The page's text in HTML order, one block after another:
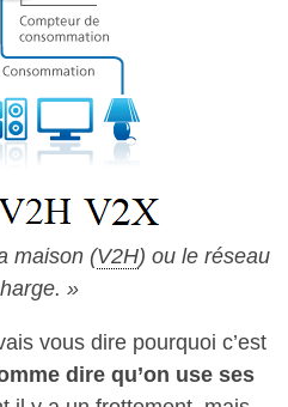
maison (V2H) ou le réseau
»
vous dire pourquoi c’est
dire qu’on use ses